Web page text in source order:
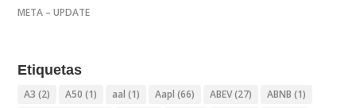
META – UPDATE
Etiquetas
A3 (2) A50 (1) aal (1) Aapl (66) ABEV(27) ABNB (1)